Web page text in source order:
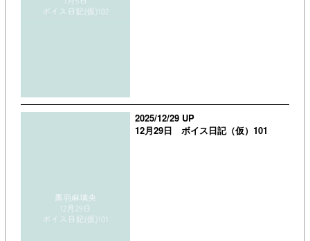
2025/12/29 UP
12月29日 ボイス日記（仮）101